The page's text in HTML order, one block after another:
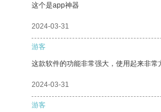
这个是app神器
2024-03-31
游客
这款软件的功能非常强大，使用起来非常
2024-03-31
游客